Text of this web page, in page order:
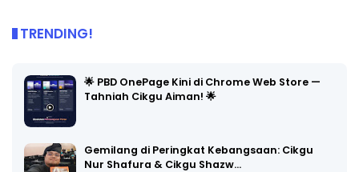
TRENDING!
🌟 PBD OnePage Kini di Chrome Web Store —
Tahniah Cikgu Aiman! 🌟
Gemilang di Peringkat Kebangsaan: Cikgu
Nur Shafura & Cikgu Shazw…